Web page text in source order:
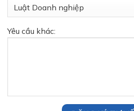
Yêu cầu khác: